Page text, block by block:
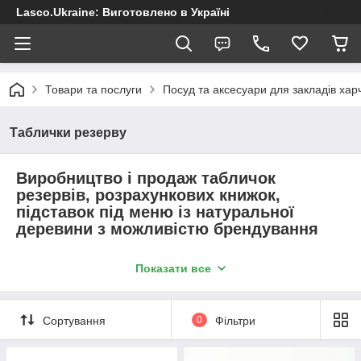
Lasco.Ukraine: Виготовлено в Україні
Товари та послуги Посуд та аксесуари для закладів
Таблички резерву
Виробництво і продаж табличок
резервів, розрахункових книжок,
підставок під меню із натуральної
деревини з можливістю брендування
Відправлення у день замовлення з оплатою при
отриманні
Нанесення логотипів, імені, привітання, даті, тощо
Показати все
Сортування 0 Фільтри